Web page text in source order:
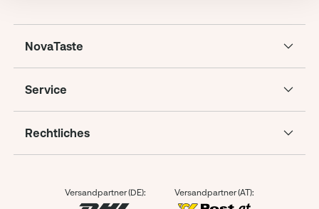
NovaTaste
Service
Rechtliches
Versandpartner (DE): Versandpartner (AT):